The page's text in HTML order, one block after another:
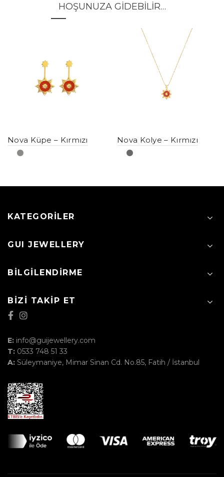
HOŞUNUZA GIDEBILIR…
Nova Küpe – Kırmızı Nova Kolye – Kırmızı
KATEGORILER
GUI JEWELLERY
BILGILENDIRME
BIZI TAKIP ET
E: info@guijewellery.com
T: 0533 748 51 33
A: Süleymaniye, Mimar Sinan Cd. No.85, Fatih / İstanbul